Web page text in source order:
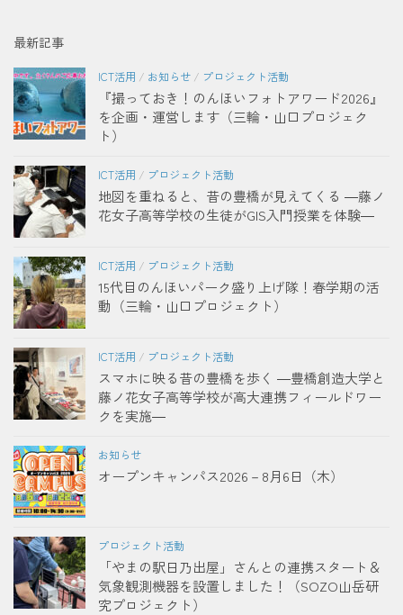
最新記事
ICT活用 / お知らせ / プロジェクト活動
『撮っておき！のんほいフォトアワード2026』
を企画・運営します（三輪・山口プロジェク
ト）
ICT活用 / プロジェクト活動
地図を重ねると、昔の豊橋が見えてくる ―藤ノ
花女子高等学校の生徒がGIS入門授業を体験―
ICT活用 / プロジェクト活動
15代目のんほいパーク盛り上げ隊！春学期の活
動（三輪・山口プロジェクト）
ICT活用 / プロジェクト活動
スマホに映る昔の豊橋を歩く ―豊橋創造大学と
藤ノ花女子高等学校が高大連携フィールドワー
クを実施―
お知らせ
オープンキャンパス2026－8月6日（木）
プロジェクト活動
「やまの駅日乃出屋」さんとの連携スタート＆
気象観測機器を設置しました！（SOZO山岳研
究プロジェクト）